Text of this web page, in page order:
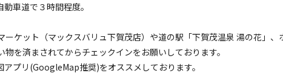
車道で３時間程度。
ケット（マックスバリュ下賀茂店）や道の駅「下賀茂温泉 湯の花」
を済まされてからチェックインをお願いしております。
プリ(GoogleMap推奨)をオススメしております。